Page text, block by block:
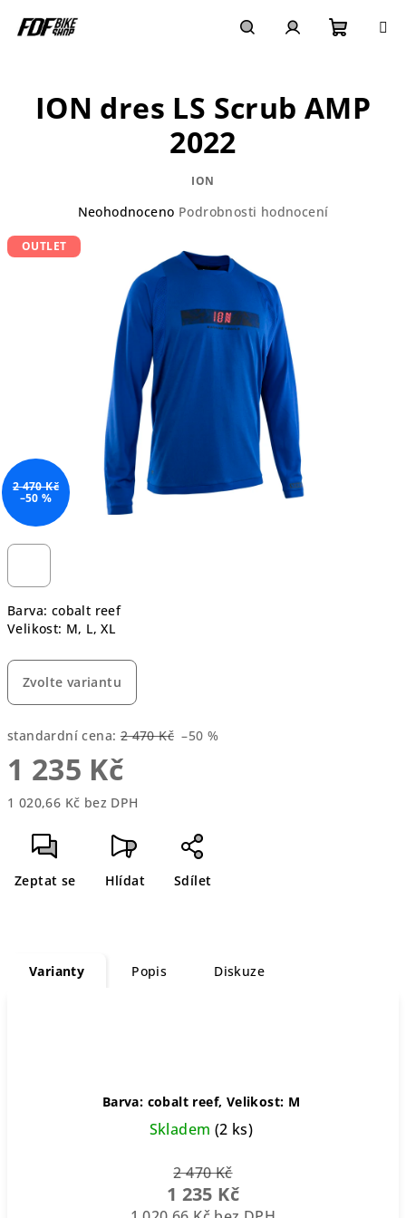
košík
Barva: cobalt reef
Velikost: M, L, XL
Zvolte variantu
standardní cena: 2 470 Kč –50 %
1 235 Kč
1 020,66 Kč bez DPH
cena:
Zeptat se Hlídat Sdílet
ION dres LS Scrub AMP
2022
ION
Průměrné
produktu
hvězdiček.
Neohodnoceno Podrobnosti hodnocení
OUTLET
2 470 Kč
–50 %
Varianty Popis Diskuze
Barva: cobalt reef, Velikost: M
Skladem (2 ks)
2 470 Kč
1 235 Kč